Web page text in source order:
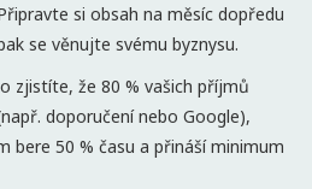
si obsah na měsíc dopředu
se věnujte svému byznysu.
zjistíte, že 80 % vašich příjmů
doporučení nebo Google),
bere 50 % času a přináší minimum